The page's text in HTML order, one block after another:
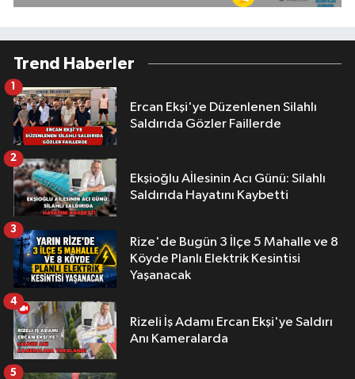
Trend Haberler
Ercan Ekşi'ye Düzenlenen Silahlı
Saldırıda Gözler Faillerde
1
Ekşioğlu Aİlesinin Acı Günü: Silahlı
Saldırıda Hayatını Kaybetti
2
Rize'de Bugün 3 İlçe 5 Mahalle ve 8
Köyde Planlı Elektrik Kesintisi
Yaşanacak
3
Rizeli İş Adamı Ercan Ekşi'ye Saldırı
Anı Kameralarda
4
5